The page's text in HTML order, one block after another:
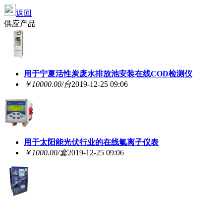
返回
供应产品
用于宁夏活性炭废水排放池安装在线COD检测仪
￥10000.00/台2019-12-25 09:06
用于太阳能光伏行业的在线氟离子仪表
￥1000.00/套2019-12-25 09:06